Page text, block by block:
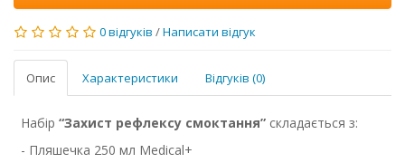
0 відгуків /Написати відгук
Опис Характеристики Відгуків (0)
Набір“Захист рефлексу смоктання” складається з:
- Пляшечка 250 мл Мedical+